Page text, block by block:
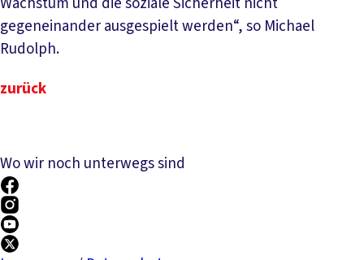
gegeneinander ausgespielt werden“, so Michael
Rudolph.
zurück
Wo wir noch unterwegs sind